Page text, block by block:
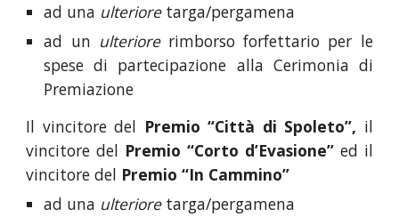
ad una ulteriore targa/pergamena
ad un ulteriore rimborso forfettario per le
spese di partecipazione alla Cerimonia di
Premiazione
Il vincitore del Premio “Città di Spoleto”, il
vincitore del Premio “Corto d’Evasione”ed il
vincitore del Premio “In Cammino”
ad una ulteriore targa/pergamena